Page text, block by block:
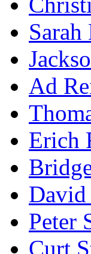
Ad
Erich
Peter
Curt